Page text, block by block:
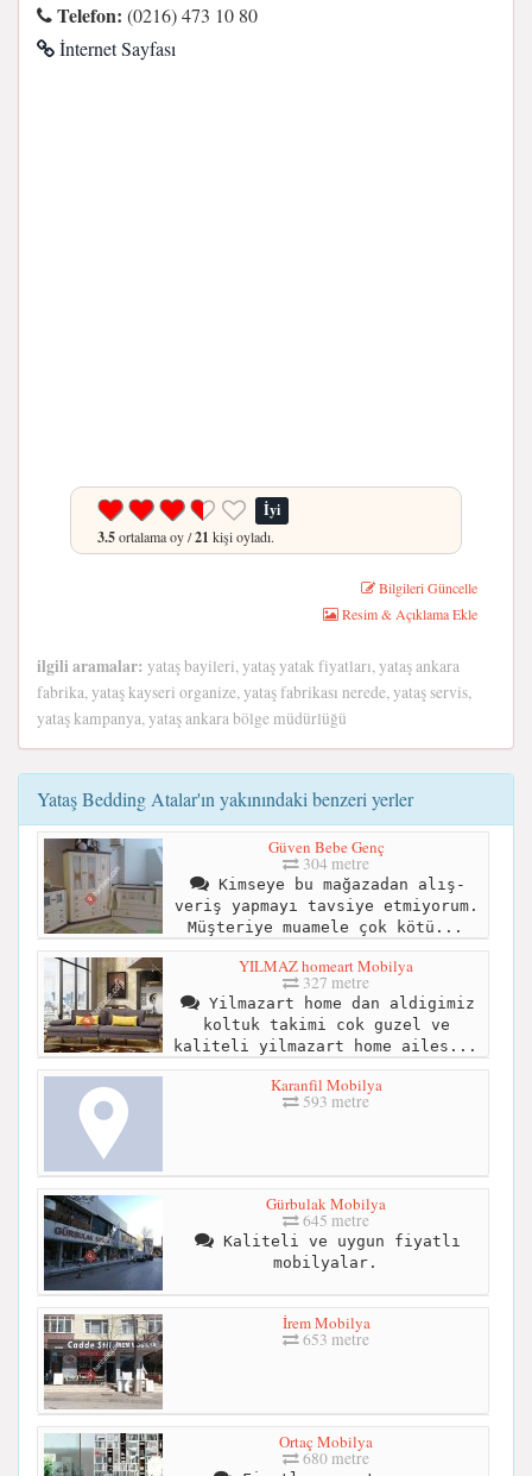
Telefon: (0216) 473 10 80
İnternet Sayfası
İyi
3.5ortalama oy /21 kişi oyladı.
Bilgileri Güncelle
Resim & Açıklama Ekle
ilgili aramalar: yataş bayileri, yataş yatak fiyatları, yataş ankara
fabrika, yataş kayseri organize, yataş fabrikası nerede, yataş servis,
yataş kampanya, yataş ankara bölge müdürlüğü
Yataş Bedding Atalar'ın yakınındaki benzeri yerler
Güven Bebe Genç
304 metre
Kimseye bu mağazadan alış-
veriş yapmayı tavsiye etmiyorum.
Müşteriye muamele çok kötü...
YILMAZ homeart Mobilya
327 metre
Yilmazart home dan aldigimiz
koltuk takimi cok guzel ve
kaliteli yilmazart home ailes...
Karanfil Mobilya
593 metre
Gürbulak Mobilya
645 metre
Kaliteli ve uygun fiyatlı
mobilyalar.
İrem Mobilya
653 metre
Ortaç Mobilya
680 metre